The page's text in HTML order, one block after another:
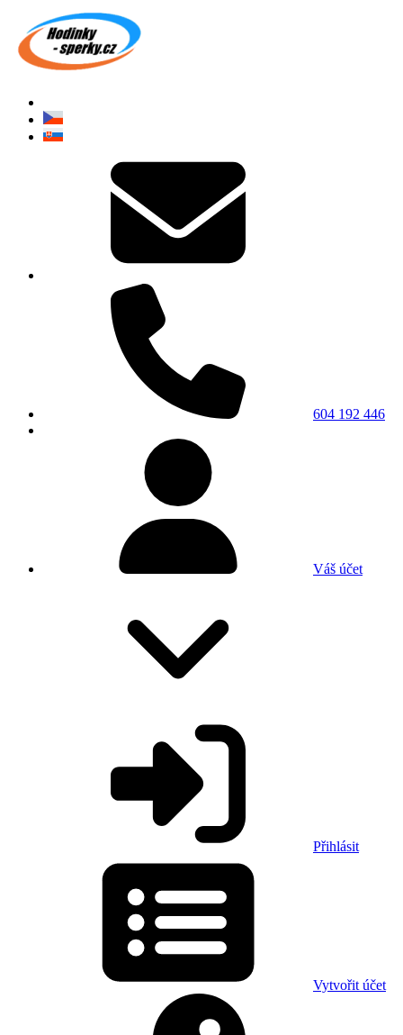
604 192 446
Váš účet
Přihlásit
Vytvořit účet